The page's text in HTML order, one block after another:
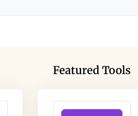
Featured Tools